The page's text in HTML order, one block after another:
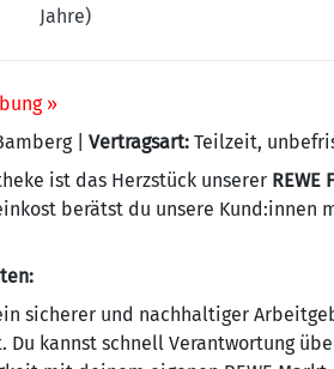
Jahre)
»
| Vertragsart: Teilzeit,
ist das Herzstück unserer REWE
berätst du unsere
sicherer und nachhaltiger
Du kannst schnell Verantwortung